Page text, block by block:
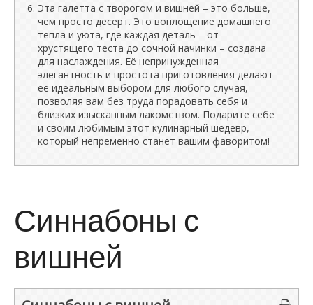
Эта галетта с творогом и вишней – это больше,
чем просто десерт. Это воплощение домашнего
тепла и уюта, где каждая деталь – от
хрустящего теста до сочной начинки – создана
для наслаждения. Её непринужденная
элегантность и простота приготовления делают
её идеальным выбором для любого случая,
позволяя вам без труда порадовать себя и
близких изысканным лакомством. Подарите себе
и своим любимым этот кулинарный шедевр,
который непременно станет вашим фаворитом!
Синнабоны с
вишней